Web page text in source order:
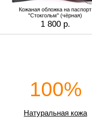
Кожаная обложка на паспорт
"Стокгольм" (чёрная)
1 800 р.
100%
Натуральная кожа